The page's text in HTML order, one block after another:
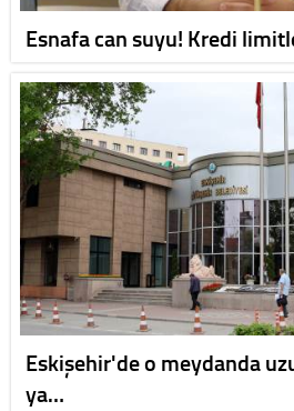
Esnafa can suyu! Kredi
Eskişehir'de o meydanda
ya…